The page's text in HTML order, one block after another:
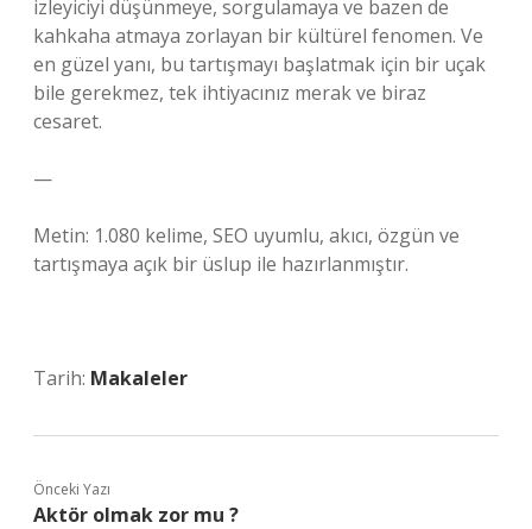
izleyiciyi düşünmeye, sorgulamaya ve bazen de
kahkaha atmaya zorlayan bir kültürel fenomen. Ve
en güzel yanı, bu tartışmayı başlatmak için bir uçak
bile gerekmez, tek ihtiyacınız merak ve biraz
cesaret.
—
Metin: 1.080 kelime, SEO uyumlu, akıcı, özgün ve
tartışmaya açık bir üslup ile hazırlanmıştır.
Tarih: Makaleler
Önceki Yazı
Aktör olmak zor mu ?